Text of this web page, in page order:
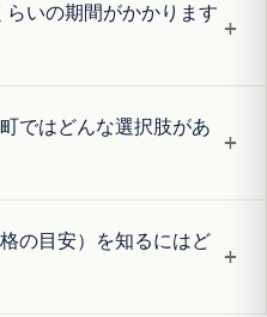
いの期間がかかります
+
ではどんな選択肢があ
+
の目安）を知るにはど
+